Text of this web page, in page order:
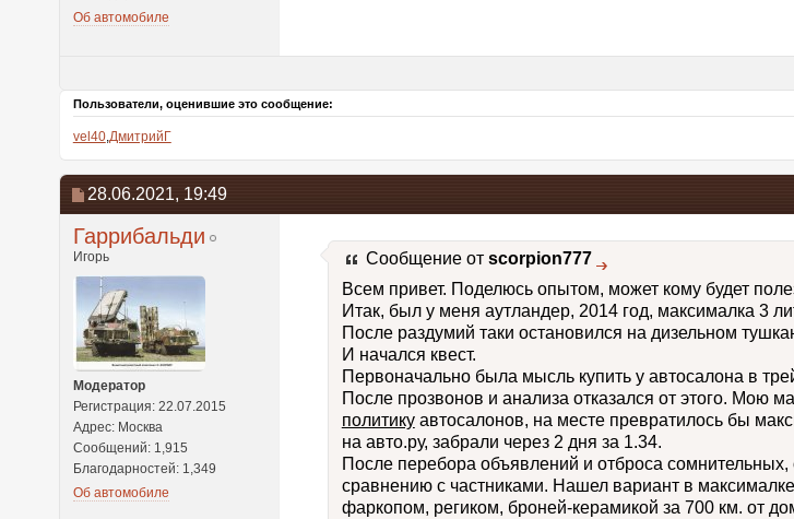
Об автомобиле
Пользователи, оценившие это сообщение:
vel40,ДмитрийГ
28.06.2021, 19:49
Гаррибальди
Игорь
Модератор
Регистрация: 22.07.2015
Адрес: Москва
Сообщений: 1,915
Благодарностей: 1,349
Об автомобиле
Сообщение от scorpion777
Всем привет. Поделюсь опытом, может кому будет
Итак, был у меня аутландер, 2014 год, максималка 3
После раздумий таки остановился на дизельном
И начался квест.
Первоначально была мысль купить у автосалона в
После прозвонов и анализа отказался от этого. Мою
политикуавтосалонов, на месте превратилось бы
на авто.ру, забрали через 2 дня за 1.34.
После перебора объявлений и отброса
сравнению с частниками. Нашел вариант в
фаркопом, региком, броней-керамикой за 700 км. от